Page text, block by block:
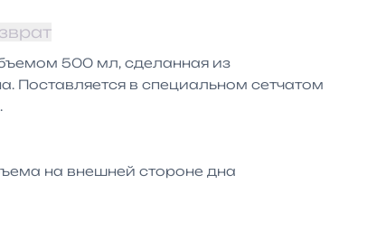
500 мл, сделанная из
Поставляется в специальном сетчатом
на внешней стороне дна